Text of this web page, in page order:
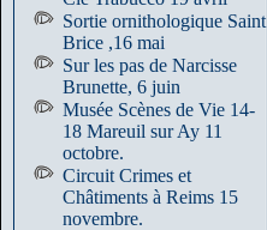
Sortie ornithologique Saint
Brice ,16 mai
Sur les pas de Narcisse
Brunette, 6 juin
Musée Scènes de Vie 14-
18 Mareuil sur Ay 11
octobre.
Circuit Crimes et
Châtiments à Reims 15
novembre.